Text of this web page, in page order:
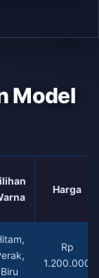
Model
Harga
Biru
Rp
1.200.000